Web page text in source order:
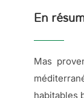
En
Mas
habitables